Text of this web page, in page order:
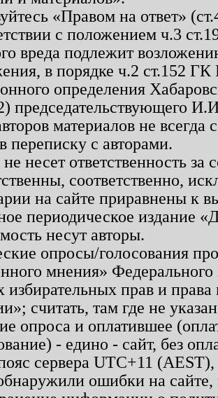
«Правом на ответ»
с положением ч.3
вреда подлежит
в порядке ч.2 ст.152
определения
председательствующего
материалов не
переписку с авторами.
несет ответственность
соответственно,
на сайте приравнены к
периодическое издание
несут авторы.
опросы/голосования
мнения»
избирательных прав и
считать, там где не
опроса и оплатившее
- едино - сайт, без
сервера UTC+11
ошибки на